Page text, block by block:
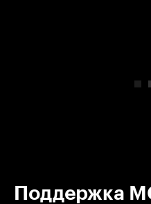
Поддержка